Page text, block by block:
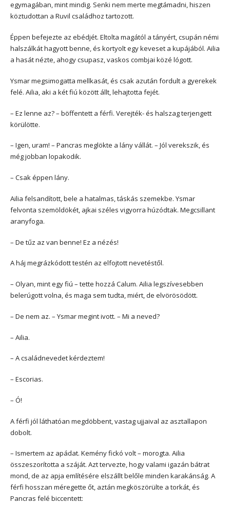
egymagában, mint mindig. Senki nem merte megtámadni, hiszen
köztudottan a Ruvil családhoz tartozott.
Éppen befejezte az ebédjét. Eltolta magától a tányért, csupán némi
halszálkát hagyott benne, és kortyolt egy keveset a kupájából. Ailia
a hasát nézte, ahogy csupasz, vaskos combjai közé lógott.
Ysmar megsimogatta mellkasát, és csak azután fordult a gyerekek
felé. Ailia, aki a két fiú között állt, lehajtotta fejét.
– Ez lenne az? – böffentett a férfi. Verejték- és halszag terjengett
körülötte.
– Igen, uram! – Pancras meglökte a lány vállát. – Jól verekszik, és
még jobban lopakodik.
– Csak éppen lány.
Ailia felsandított, bele a hatalmas, táskás szemekbe. Ysmar
felvonta szemöldökét, ajkai széles vigyorra húzódtak. Megcsillant
aranyfoga.
– De tűz az van benne! Ez a nézés!
A háj megrázkódott testén az elfojtott nevetéstől.
– Olyan, mint egy fiú – tette hozzá Calum. Ailia legszívesebben
belerúgott volna, és maga sem tudta, miért, de elvörösödött.
– De nem az. – Ysmar megint ivott. – Mi a neved?
– Ailia.
– A családnevedet kérdeztem!
– Escorias.
– Ó!
A férfi jól láthatóan megdöbbent, vastag ujjaival az asztallapon
dobolt.
­– Ismertem az apádat. Kemény fickó volt – morogta. Ailia
összeszorította a száját. Azt tervezte, hogy valami igazán bátrat
mond, de az apja említésére elszállt belőle minden karakánság. A
férfi hosszan méregette őt, aztán megköszörülte a torkát, és
Pancras felé biccentett: